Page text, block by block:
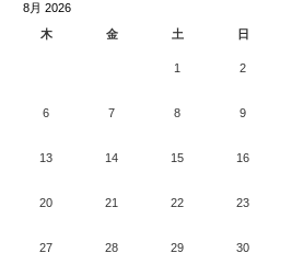
8月 2026
木 金 土 日
1 2
6 7 8 9
13 14 15 16
20 21 22 23
27 28 29 30